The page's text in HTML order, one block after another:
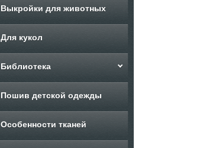
Выкройки для животных
Для кукол
Библиотека
Пошив детской одежды
Особенности тканей